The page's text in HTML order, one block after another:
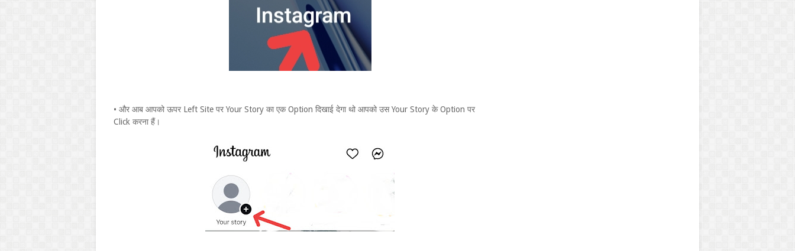
• और आब आपको ऊपर Left Site पर Your Story का एक Option दिखाई देगा थो आपको उस Your Story के Option पर
Click करना हैं।